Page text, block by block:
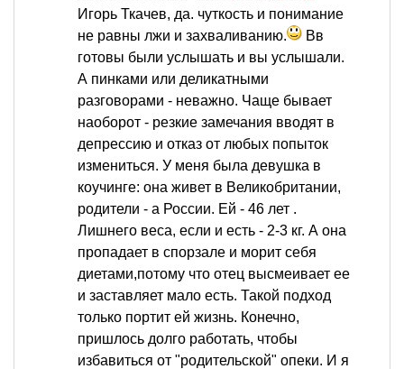
Игорь Ткачев, да. чуткость и понимание
не равны лжи и захваливанию.
Вв
готовы были услышать и вы услышали.
А пинками или деликатными
разговорами - неважно. Чаще бывает
наоборот - резкие замечания вводят в
депрессию и отказ от любых попыток
измениться. У меня была девушка в
коучинге: она живет в Великобритании,
родители - а России. Ей - 46 лет .
Лишнего веса, если и есть - 2-3 кг. А она
пропадает в спорзале и морит себя
диетами,потому что отец высмеивает ее
и заставляет мало есть. Такой подход
только портит ей жизнь. Конечно,
пришлось долго работать, чтобы
избавиться от "родительской" опеки. И я